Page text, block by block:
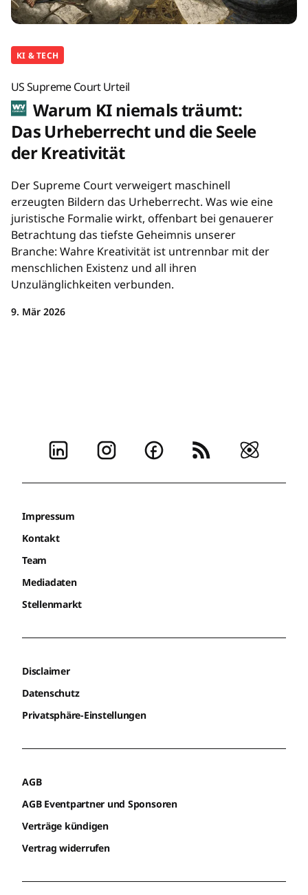
KI & TECH
US Supreme Court Urteil
Warum KI niemals träumt:
Das Urheberrecht und die Seele
der Kreativität
Der Supreme Court verweigert maschinell
erzeugten Bildern das Urheberrecht. Was wie eine
juristische Formalie wirkt, offenbart bei genauerer
Betrachtung das tiefste Geheimnis unserer
Branche: Wahre Kreativität ist untrennbar mit der
menschlichen Existenz und all ihren
Unzulänglichkeiten verbunden.
9. Mär 2026
Impressum
Kontakt
Team
Mediadaten
Stellenmarkt
Disclaimer
Datenschutz
Privatsphäre-Einstellungen
AGB
AGB Eventpartner und Sponsoren
Verträge kündigen
Vertrag widerrufen